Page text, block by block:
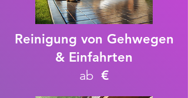
Reinigung von Gehwegen
& Einfahrten​
ab €